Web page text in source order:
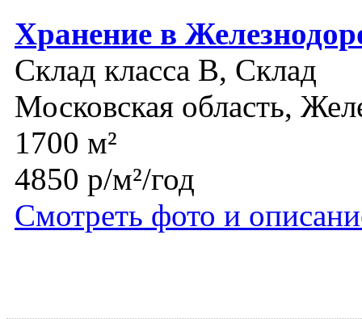
Хранение в
Склад класса B, Склад
Московская область,
1700 м²
4850 р/м²/год
Смотреть фото и